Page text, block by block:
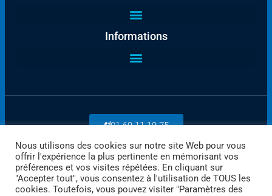
Informations
01 69 11 19 75
Payez en ligne
Nous utilisons des cookies sur notre site Web pour vous
offrir l'expérience la plus pertinente en mémorisant vos
préférences et vos visites répétées. En cliquant sur
"Accepter tout", vous consentez à l'utilisation de TOUS les
cookies. Toutefois, vous pouvez visiter "Paramètres des